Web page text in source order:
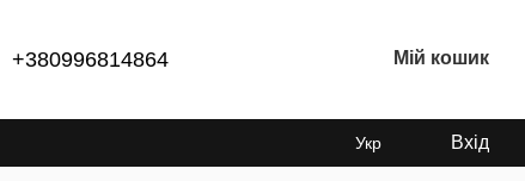
+380996814864 Мій кошик
Укр Вхід